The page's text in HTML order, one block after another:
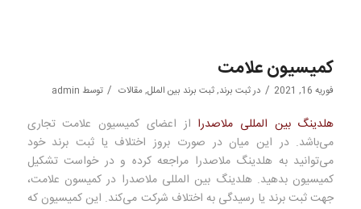
کمیسیون علامت
فوریه 16, 2021 / در ثبت برند,ثبت برند بین الملل,مقالات / توسط admin
هلدینگ بین المللی ملاصدرا از اعضای کمیسیون علامت تجاری
می‌باشد. در این میان در صورت بروز اختلاف یا ثبت برند خود
می‌توانید به هلدینگ ملاصدرا مراجعه کرده و در خواست تشکیل
کمیسیون بدهید. هلدینگ بین المللی ملاصدرا در کمیسون علامت،
جهت ثبت برند یا رسیدگی به اختلاف شرکت می‌کند. این کمیسیون که